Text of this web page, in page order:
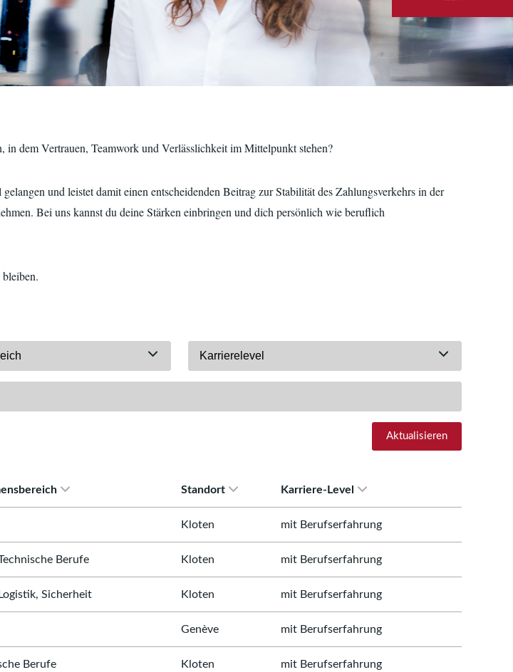
dem Vertrauen, Teamwork und Verlässlichkeit im Mittelpunkt stehen?
und leistet damit einen entscheidenden Beitrag zur Stabilität des Zahlungsverkehrs in der
Bei uns kannst du deine Stärken einbringen und dich persönlich wie beruflich
Karrierelevel
Aktualisieren
Standort Karriere-Level
Kloten mit Berufserfahrung
Berufe Kloten mit Berufserfahrung
Sicherheit Kloten mit Berufserfahrung
Genève mit Berufserfahrung
Berufe Kloten mit Berufserfahrung